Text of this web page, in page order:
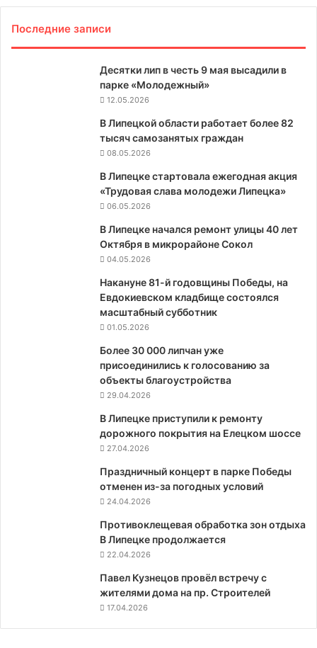
Последние записи
Десятки лип в честь 9 мая высадили в
парке «Молодежный»
12.05.2026
В Липецкой области работает более 82
тысяч самозанятых граждан
08.05.2026
В Липецке стартовала ежегодная акция
«Трудовая слава молодежи Липецка»
06.05.2026
В Липецке начался ремонт улицы 40 лет
Октября в микрорайоне Сокол
04.05.2026
Накануне 81-й годовщины Победы, на
Евдокиевском кладбище состоялся
масштабный субботник
01.05.2026
Более 30 000 липчан уже
присоединились к голосованию за
объекты благоустройства
29.04.2026
В Липецке приступили к ремонту
дорожного покрытия на Елецком шоссе
27.04.2026
Праздничный концерт в парке Победы
отменен из-за погодных условий
24.04.2026
Противоклещевая обработка зон отдыха
В Липецке продолжается
22.04.2026
Павел Кузнецов провёл встречу с
жителями дома на пр. Строителей
17.04.2026